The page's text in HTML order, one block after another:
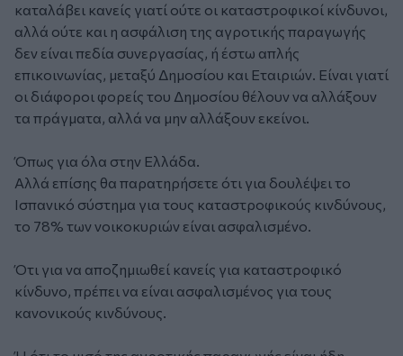
καταλάβει κανείς γιατί ούτε οι καταστροφικοί κίνδυνοι,
αλλά ούτε και η ασφάλιση της αγροτικής παραγωγής
δεν είναι πεδία συνεργασίας, ή έστω απλής
επικοινωνίας, μεταξύ Δημοσίου και Εταιριών. Είναι γιατί
οι διάφοροι φορείς του Δημοσίου θέλουν να αλλάξουν
τα πράγματα, αλλά να μην αλλάξουν εκείνοι.
Όπως για όλα στην Ελλάδα.
Αλλά επίσης θα παρατηρήσετε ότι για δουλέψει το
Ισπανικό σύστημα για τους καταστροφικούς κινδύνους,
το 78% των νοικοκυριών είναι ασφαλισμένο.
Ότι για να αποζημιωθεί κανείς για καταστροφικό
κίνδυνο, πρέπει να είναι ασφαλισμένος για τους
κανονικούς κινδύνους.